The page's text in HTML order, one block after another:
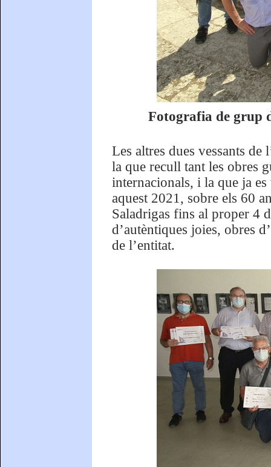
Fotografia de grup
Les altres dues vessants
la que recull tant les obres
internacionals, i la que ja
aquest 2021, sobre els 60
Saladrigas fins al proper 4
d’autèntiques joies, obres
de l’entitat.